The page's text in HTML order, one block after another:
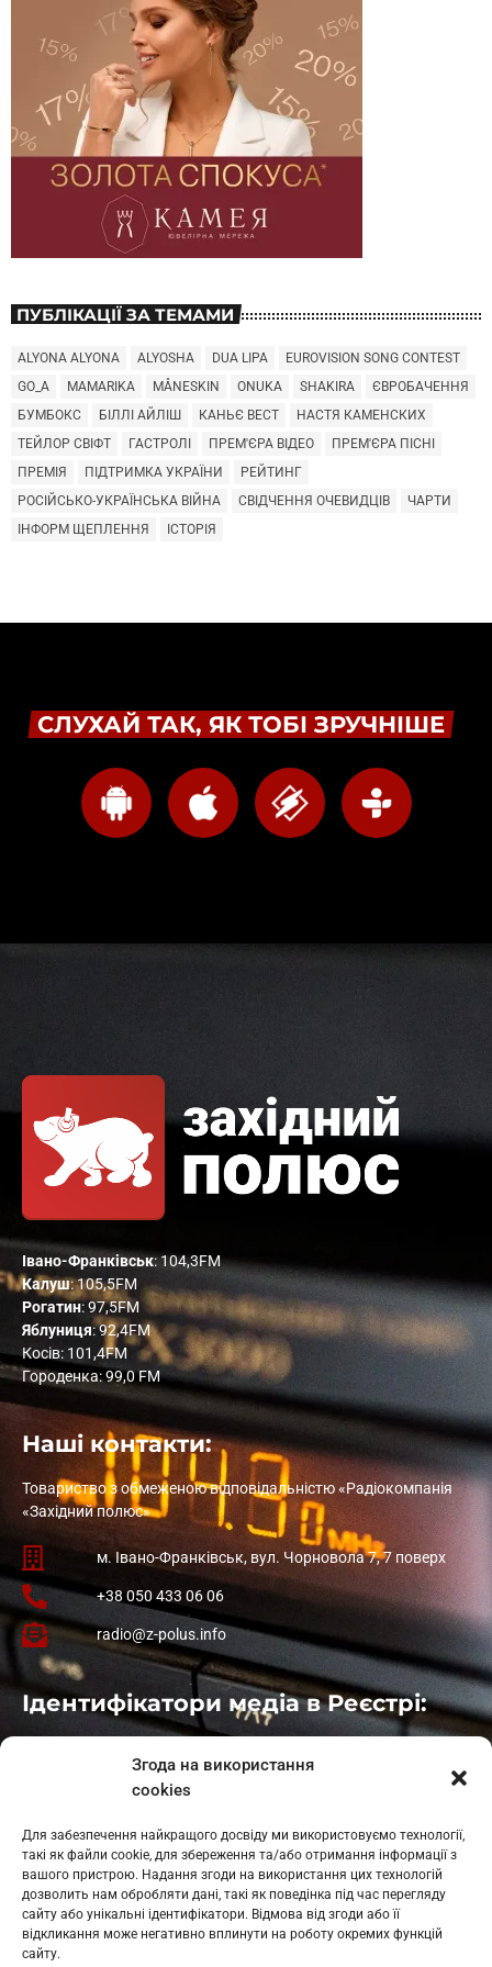
Згода на використання
cookies
Для забезпечення найкращого досвіду ми використовуємо технології,
такі як файли cookie, для збереження та/або отримання інформації з
вашого пристрою. Надання згоди на використання цих технологій
дозволить нам обробляти дані, такі як поведінка під час перегляду
сайту або унікальні ідентифікатори. Відмова від згоди або її
відкликання може негативно вплинути на роботу окремих функцій
сайту.
ПУБЛІКАЦІЇ ЗА ТЕМАМИ
ALYONA ALYONA ALYOSHA DUA LIPA
EUROVISION SONG CONTEST
GO_A
MAMARIKA MÅNESKIN ONUKA SHAKIRA
ЄВРОБАЧЕННЯ
БУМБОКС
БІЛЛІ АЙЛІШ КАНЬЄ ВЕСТ
НАСТЯ КАМЕНСКИХ
ТЕЙЛОР СВІФТ
ГАСТРОЛІ ПРЕМ'ЄРА ВІДЕО
ПРЕМ'ЄРА ПІСНІ
ПРЕМІЯ
ПІДТРИМКА УКРАЇНИ
РЕЙТИНГ
РОСІЙСЬКО-УКРАЇНСЬКА ВІЙНА
СВІДЧЕННЯ ОЧЕВИДЦІВ
ЧАРТИ
ІНФОРМ ЩЕПЛЕННЯ
ІСТОРІЯ
СЛУХАЙ ТАК, ЯК ТОБІ ЗРУЧНІШЕ
Івано-Франківськ: 104,3FM
Калуш: 105,5FM
Рогатин: 97,5FM
Яблуниця: 92,4FM
Косів: 101,4FM
Городенка: 99,0 FM
Наші контакти:
Товариство з обмеженою відповідальністю «Радіокомпанія
«Західний полюс»
м. Івано-Франківськ, вул. Чорновола 7, 7 поверх
+38 050 433 06 06
radio@z-polus.info
Ідентифікатори медіа в Реєстрі:
: L11-01410
: L11-01801
Косів: L11-01805
Гарасимів: L11-02274